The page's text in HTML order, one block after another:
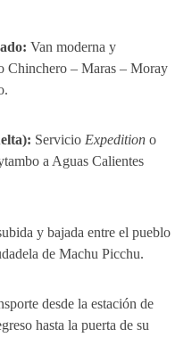
Van moderna y
Chinchero – Maras – Moray
Servicio Expedition o
a Aguas Calientes
y bajada entre el pueblo
de Machu Picchu.
desde la estación de
hasta la puerta de su